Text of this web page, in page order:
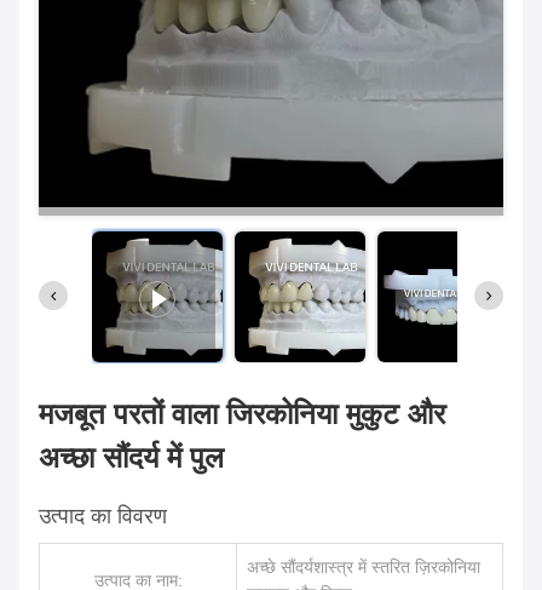
मजबूत परतों वाला जिरकोनिया मुकुट और
अच्छा सौंदर्य में पुल
उत्पाद का विवरण
उत्पाद का नाम:
अच्छे सौंदर्यशास्त्र में स्तरित ज़िरकोनिया